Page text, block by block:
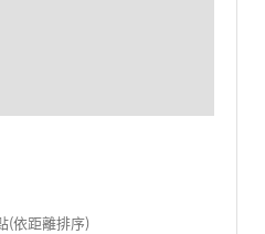
(依距離排序)